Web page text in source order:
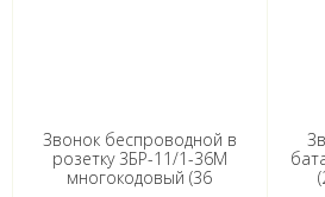
Звонок беспроводной в
розетку 3БР-11/1-36М
многокодовый (36